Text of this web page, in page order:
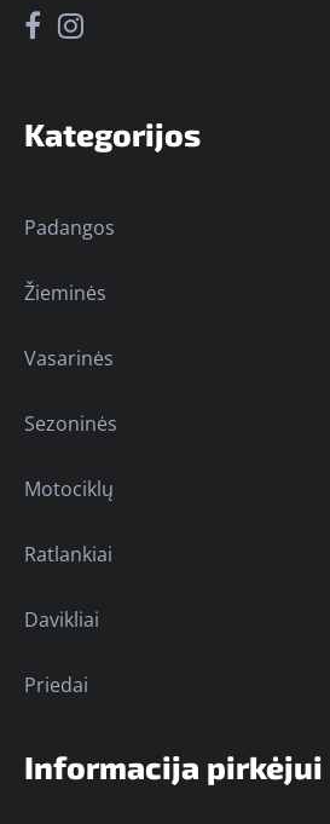
Kategorijos
Padangos
Žieminės
Vasarinės
Sezoninės
Motociklų
Ratlankiai
Davikliai
Priedai
Informacija pirkėjui